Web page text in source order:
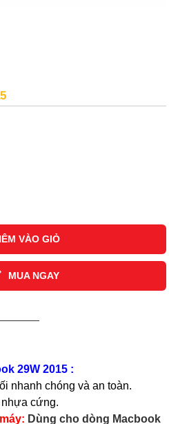
VÀO GIỎ
MUA NGAY
29W 2015 :
nhanh chóng và an toàn.
cứng.
Dùng cho dòng Macbook